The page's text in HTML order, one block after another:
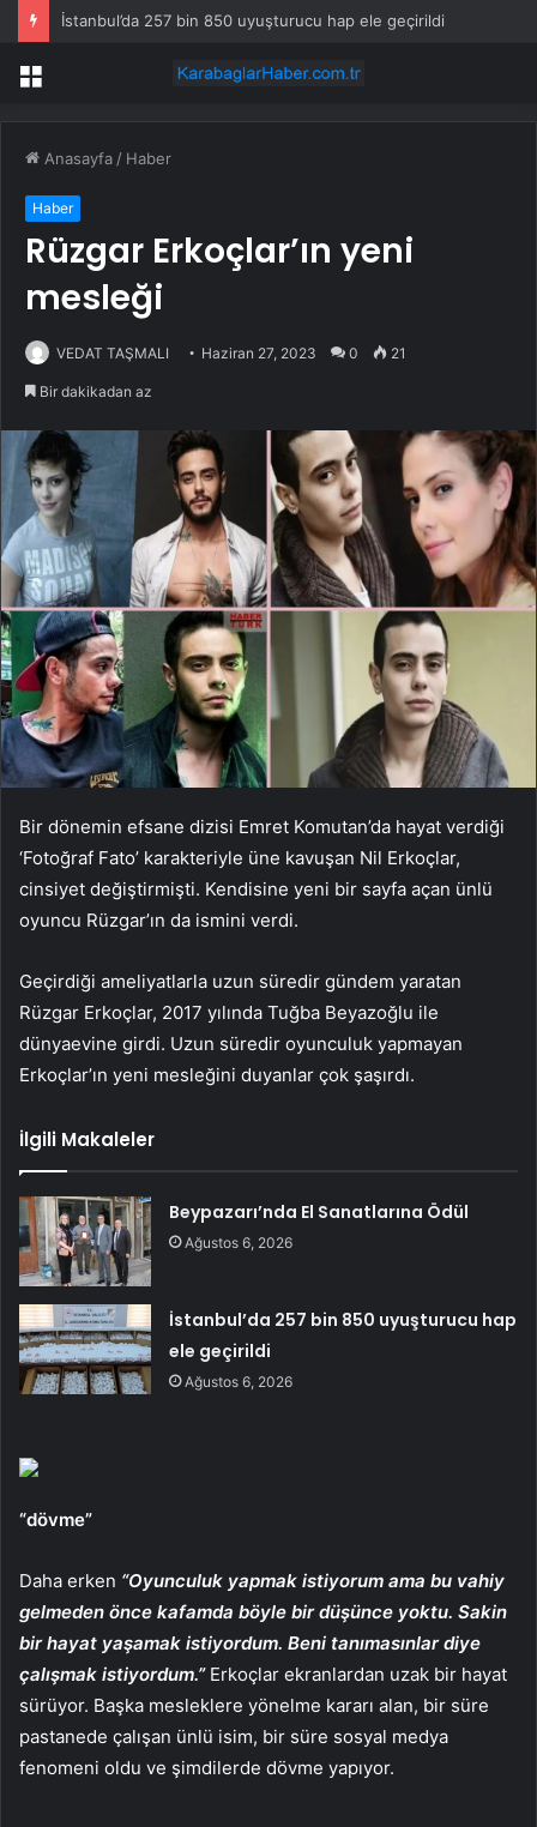
İstanbul’da 257 bin 850 uyuşturucu hap ele geçirildi
Menü
Anasayfa / Haber
Haber
Rüzgar Erkoçlar’ın yeni
mesleği
VEDAT TAŞMALI Haziran 27, 2023 0 21
Bir dakikadan az
Bir dönemin efsane dizisi Emret Komutan’da hayat verdiği
‘Fotoğraf Fato’ karakteriyle üne kavuşan Nil Erkoçlar,
cinsiyet değiştirmişti. Kendisine yeni bir sayfa açan ünlü
oyuncu Rüzgar’ın da ismini verdi.
Geçirdiği ameliyatlarla uzun süredir gündem yaratan
Rüzgar Erkoçlar, 2017 yılında Tuğba Beyazoğlu ile
dünyaevine girdi. Uzun süredir oyunculuk yapmayan
Erkoçlar’ın yeni mesleğini duyanlar çok şaşırdı.
İlgili Makaleler
Beypazarı’nda El Sanatlarına Ödül
Ağustos 6, 2026
İstanbul’da 257 bin 850 uyuşturucu hap
ele geçirildi
Ağustos 6, 2026
“dövme”
Daha erken “Oyunculuk yapmak istiyorum ama bu vahiy
gelmeden önce kafamda böyle bir düşünce yoktu. Sakin
bir hayat yaşamak istiyordum. Beni tanımasınlar diye
çalışmak istiyordum.”Erkoçlar ekranlardan uzak bir hayat
sürüyor. Başka mesleklere yönelme kararı alan, bir süre
pastanede çalışan ünlü isim, bir süre sosyal medya
fenomeni oldu ve şimdilerde dövme yapıyor.